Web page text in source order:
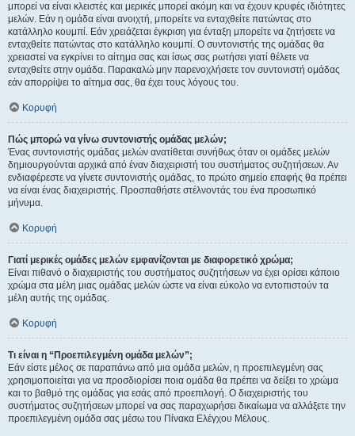
μπορεί να είναι κλειστές και μερικές μπορεί ακόμη και να έχουν κρυφές ιδιότητες
μελών. Εάν η ομάδα είναι ανοιχτή, μπορείτε να ενταχθείτε πατώντας στο
κατάλληλο κουμπί. Εάν χρειάζεται έγκριση για ένταξη μπορείτε να ζητήσετε να
ενταχθείτε πατώντας στο κατάλληλο κουμπί. Ο συντονιστής της ομάδας θα
χρειαστεί να εγκρίνει το αίτημα σας και ίσως σας ρωτήσει γιατί θέλετε να
ενταχθείτε στην ομάδα. Παρακαλώ μην παρενοχλήσετε τον συντονιστή ομάδας
εάν απορρίψει το αίτημα σας, θα έχει τους λόγους του.
Κορυφή
Πώς μπορώ να γίνω συντονιστής ομάδας μελών;
Ένας συντονιστής ομάδας μελών ανατίθεται συνήθως όταν οι ομάδες μελών
δημιουργούνται αρχικά από έναν διαχειριστή του συστήματος συζητήσεων. Αν
ενδιαφέρεστε να γίνετε συντονιστής ομάδας, το πρώτο σημείο επαφής θα πρέπει
να είναι ένας διαχειριστής. Προσπαθήστε στέλνοντάς του ένα προσωπικό
μήνυμα.
Κορυφή
Γιατί μερικές ομάδες μελών εμφανίζονται με διαφορετικό χρώμα;
Είναι πιθανό ο διαχειριστής του συστήματος συζητήσεων να έχει ορίσει κάποιο
χρώμα στα μέλη μιας ομάδας μελών ώστε να είναι εύκολο να εντοπιστούν τα
μέλη αυτής της ομάδας.
Κορυφή
Τι είναι η “Προεπιλεγμένη ομάδα μελών”;
Εάν είστε μέλος σε παραπάνω από μια ομάδα μελών, η προεπιλεγμένη σας
χρησιμοποιείται για να προσδιορίσει ποια ομάδα θα πρέπει να δείξει το χρώμα
και το βαθμό της ομάδας για εσάς από προεπιλογή. Ο διαχειριστής του
συστήματος συζητήσεων μπορεί να σας παραχωρήσει δικαίωμα να αλλάξετε την
προεπιλεγμένη ομάδα σας μέσω του Πίνακα Ελέγχου Μέλους.